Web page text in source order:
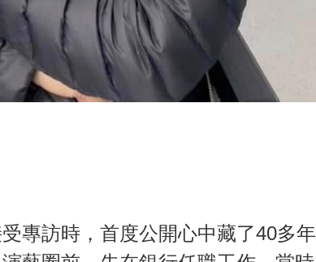
專訪時，首度公開心中藏了40多年